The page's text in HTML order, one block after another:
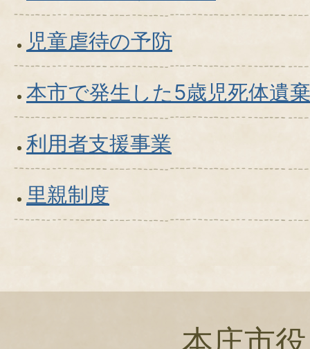
児童虐待の予防
本市で発生した5歳児死体遺
利用者支援事業
里親制度
本庄市